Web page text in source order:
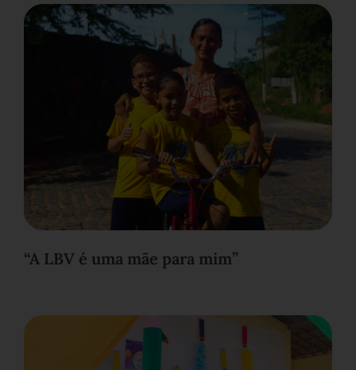
“A LBV é uma mãe para mim”